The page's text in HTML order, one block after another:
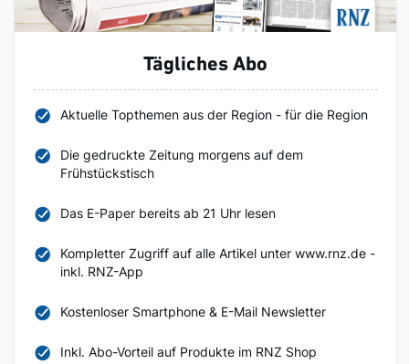
Tägliches Abo
Aktuelle Topthemen aus der Region - für die Region
Die gedruckte Zeitung morgens auf dem
Frühstückstisch
Das E-Paper bereits ab 21 Uhr lesen
Kompletter Zugriff auf alle Artikel unter www.rnz.de -
inkl. RNZ-App
Kostenloser Smartphone & E-Mail Newsletter
Inkl. Abo-Vorteil auf Produkte im RNZ Shop